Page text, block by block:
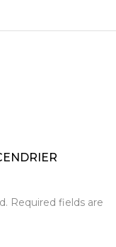
Required fields are